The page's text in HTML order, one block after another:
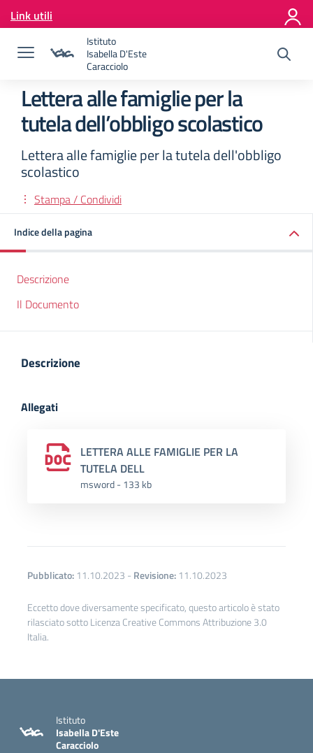
Vai ai contenuti
Vai al menu di navigazione
Link utili
Istituto
Isabella D'Este
Caracciolo
Lettera alle famiglie per la
tutela dell’obbligo scolastico
Lettera alle famiglie per la tutela dell'obbligo
scolastico
Stampa / Condividi
Indice della pagina
Descrizione
Il Documento
Descrizione
Allegati
LETTERA ALLE FAMIGLIE PER LA
TUTELA DELL
msword - 133 kb
Pubblicato: 11.10.2023 - Revisione: 11.10.2023
Eccetto dove diversamente specificato, questo articolo è stato
rilasciato sotto Licenza Creative Commons Attribuzione 3.0
Italia.
Istituto
Isabella D'Este
Caracciolo